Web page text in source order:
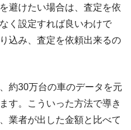
避けたい場合は、査定を依
く設定すれば良いわけで
込み、査定を依頼出来るの
約30万台の車のデータを元
す。こういった方法で導き
業者が出した金額と比べて